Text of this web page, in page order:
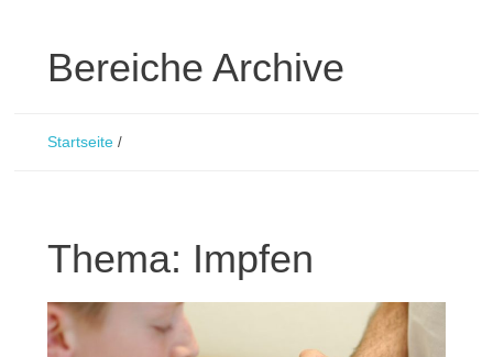
Bereiche Archive
Startseite /
Thema: Impfen